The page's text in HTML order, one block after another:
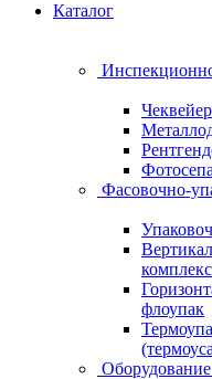
Каталог
Фасовочно-
флоупак